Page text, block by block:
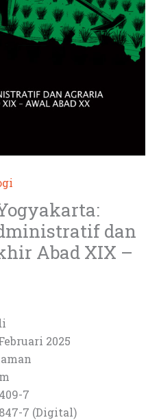
dan
Abad XIX –
2025
7
7 (Digital)